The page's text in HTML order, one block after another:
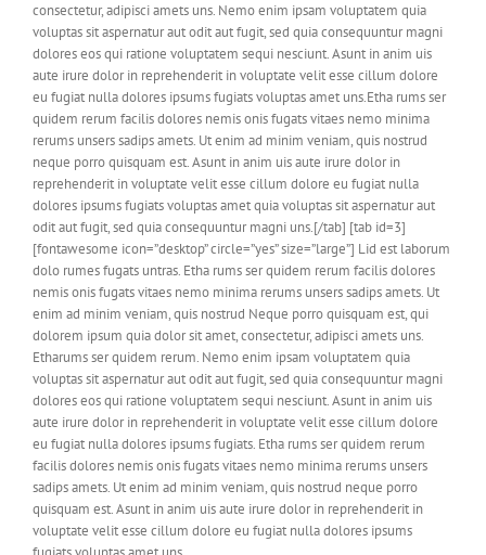
consectetur, adipisci amets uns. Nemo enim ipsam voluptatem quia
voluptas sit aspernatur aut odit aut fugit, sed quia consequuntur magni
dolores eos qui ratione voluptatem sequi nesciunt. Asunt in anim uis
aute irure dolor in reprehenderit in voluptate velit esse cillum dolore
eu fugiat nulla dolores ipsums fugiats voluptas amet uns.Etha rums ser
quidem rerum facilis dolores nemis onis fugats vitaes nemo minima
rerums unsers sadips amets. Ut enim ad minim veniam, quis nostrud
neque porro quisquam est. Asunt in anim uis aute irure dolor in
reprehenderit in voluptate velit esse cillum dolore eu fugiat nulla
dolores ipsums fugiats voluptas amet quia voluptas sit aspernatur aut
odit aut fugit, sed quia consequuntur magni uns.[/tab] [tab id=3]
[fontawesome icon=”desktop” circle=”yes” size=”large”] Lid est laborum
dolo rumes fugats untras. Etha rums ser quidem rerum facilis dolores
nemis onis fugats vitaes nemo minima rerums unsers sadips amets. Ut
enim ad minim veniam, quis nostrud Neque porro quisquam est, qui
dolorem ipsum quia dolor sit amet, consectetur, adipisci amets uns.
Etharums ser quidem rerum. Nemo enim ipsam voluptatem quia
voluptas sit aspernatur aut odit aut fugit, sed quia consequuntur magni
dolores eos qui ratione voluptatem sequi nesciunt. Asunt in anim uis
aute irure dolor in reprehenderit in voluptate velit esse cillum dolore
eu fugiat nulla dolores ipsums fugiats. Etha rums ser quidem rerum
facilis dolores nemis onis fugats vitaes nemo minima rerums unsers
sadips amets. Ut enim ad minim veniam, quis nostrud neque porro
quisquam est. Asunt in anim uis aute irure dolor in reprehenderit in
voluptate velit esse cillum dolore eu fugiat nulla dolores ipsums